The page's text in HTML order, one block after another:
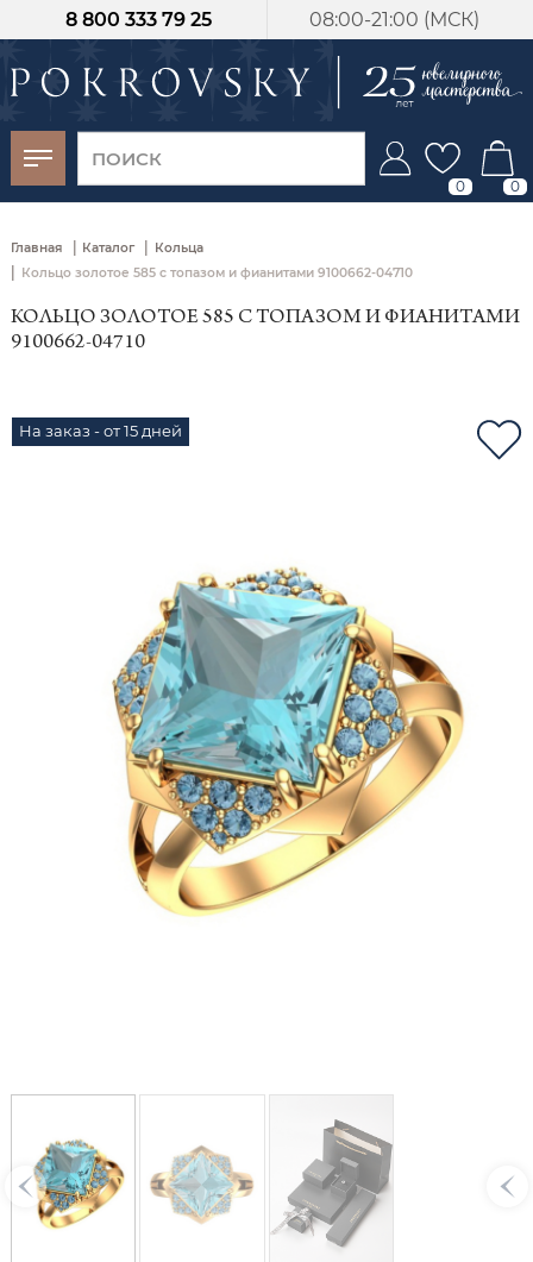
08:00-21:00 (МСК)
8 800 333 79 25
0 0
Главная | Каталог | Кольца
| Кольцо золотое 585 с топазом и фианитами 9100662-04710
КОЛЬЦО ЗОЛОТОЕ 585 С ТОПАЗОМ И ФИАНИТАМИ
9100662-04710
На заказ - от 15 дней
-30%
от 15 дней с
момента оплаты